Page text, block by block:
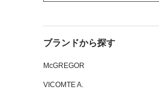
ブランドから探す
McGREGOR
VICOMTE A.